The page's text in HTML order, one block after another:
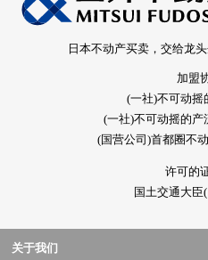
日本不动产买卖，交给龙
加盟
(一社)不可动摇
(一社)不可动摇的产
(国营公司)首都圈不
许可的
国土交通大臣
关于我们